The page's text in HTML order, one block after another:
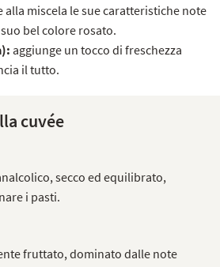
alla miscela le sue caratteristiche note
bel colore rosato.
aggiunge un tocco di freschezza
il tutto.
cuvée
secco ed equilibrato,
i pasti.
fruttato, dominato dalle note